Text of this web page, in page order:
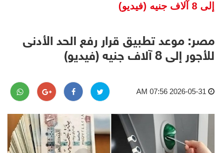
إلى 8 آلاف جنيه (فيديو)
مصر: موعد تطبيق قرار رفع الحد الأدنى
للأجور إلى 8 آلاف جنيه (فيديو)
2026-05-31 07:56 AM